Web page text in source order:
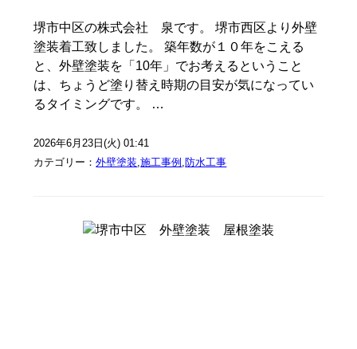
堺市中区の株式会社 泉です。 堺市西区より外壁
塗装着工致しました。 築年数が１０年をこえる
と、外壁塗装を「10年」でお考えるということ
は、ちょうど塗り替え時期の目安が気になってい
るタイミングです。 …
2026年6月23日(火) 01:41
カテゴリー：外壁塗装,施工事例 ,防水工事